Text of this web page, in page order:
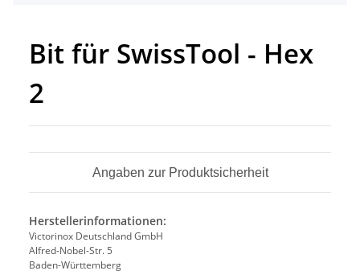
Bit für SwissTool - Hex
2
Angaben zur Produktsicherheit
Herstellerinformationen:
Victorinox Deutschland GmbH
Alfred-Nobel-Str. 5
Baden-Württemberg